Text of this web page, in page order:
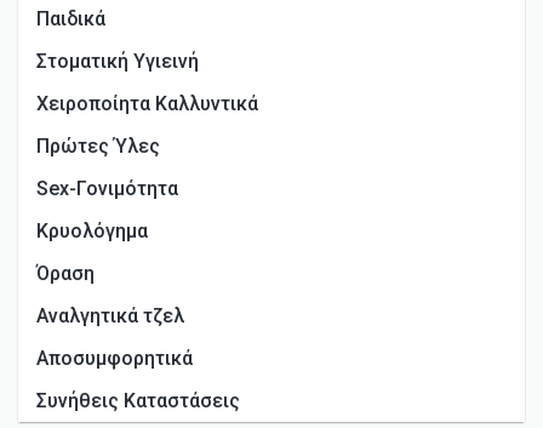
Παιδικά
Στοματική Υγιεινή
Χειροποίητα Καλλυντικά
Πρώτες Ύλες
Sex-Γονιμότητα
Κρυολόγημα
Όραση
Αναλγητικά τζελ
Αποσυμφορητικά
Συνήθεις Καταστάσεις